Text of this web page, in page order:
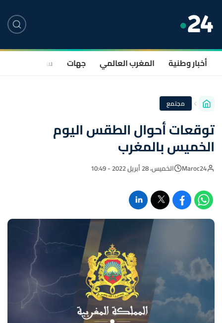
أخبار وطنية المغرب العالمي جهات سياسة
مجتمع
توقعات أحوال الطقس اليوم
الخميس بالمغرب
Maroc24 الخميس، 28 أبريل 2022 - 10:49